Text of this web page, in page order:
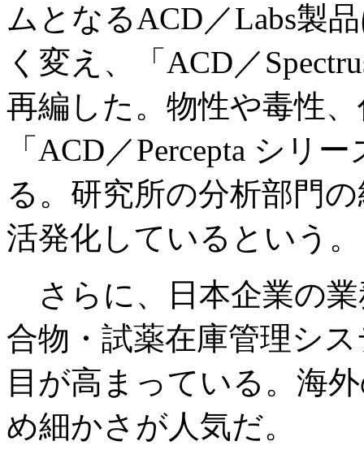
ムとなるACD／Labs製
く変え、「ACD／
再編した。物性や毒性
「ACD／Percepta シリ
る。研究所の分析部門
活発化しているという。
さらに、日本企業の
合物・試薬在庫管理シ
目が高まっている。海
め細かさが人気だ。